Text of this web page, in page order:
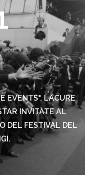
EVENTS", LACURE
INVITATE AL
DEL FESTIVAL DEL